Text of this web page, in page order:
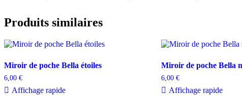
Produits similaires
Miroir de poche Bella étoiles
6,00 €
Affichage rapide
Miroir de poche Bella
6,00 €
Affichage rapide